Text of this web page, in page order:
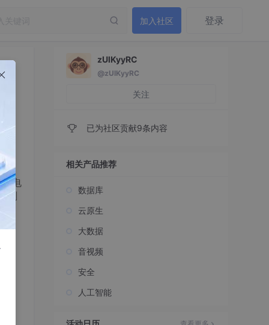
加入社区 登录
接电
zUlKyyRC
@zUlKyyRC
关注
已为社区贡献9条内容
相关产品推荐
数据库
云原生
大数据
音视频
安全
人工智能